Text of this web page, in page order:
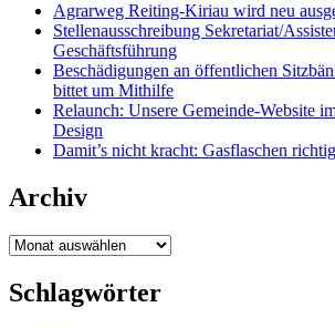
Agrarweg Reiting-Kiriau wird neu
Stellenausschreibung Sekretariat/
Geschäftsführung
Beschädigungen an öffentlichen
bittet um Mithilfe
Relaunch: Unsere Gemeinde-Website
Design
Damit’s nicht kracht: Gasflaschen
Archiv
Archiv
Schlagwörter